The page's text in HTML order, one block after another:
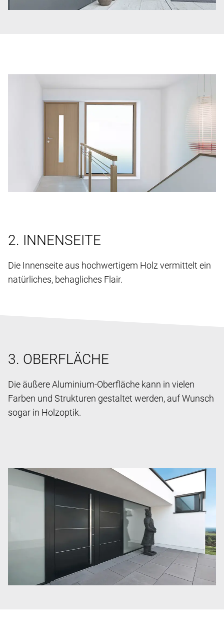
2. INNENSEITE
Die Innenseite aus hochwertigem Holz vermittelt ein
natürliches, behagliches Flair.
3. OBERFLÄCHE
Die äußere Aluminium-Oberfläche kann in vielen
Farben und Strukturen gestaltet werden, auf Wunsch
sogar in Holzoptik.